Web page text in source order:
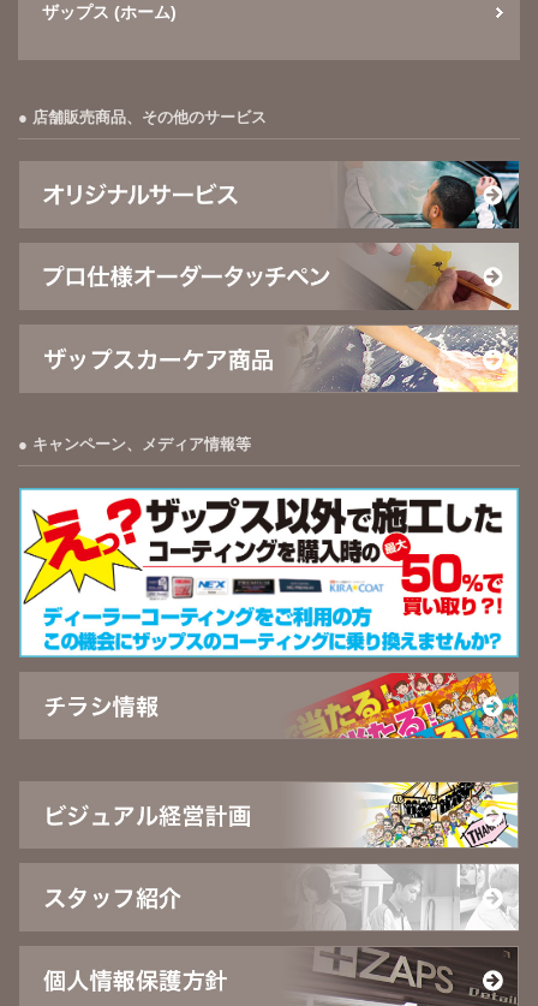
ザップス (ホーム)
店舗販売商品、その他のサービス
キャンペーン、メディア情報等